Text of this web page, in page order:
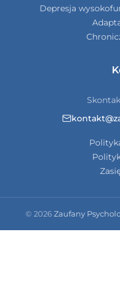
Depresja
© 2026Zaufany